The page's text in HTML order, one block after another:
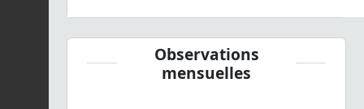
Observations
mensuelles